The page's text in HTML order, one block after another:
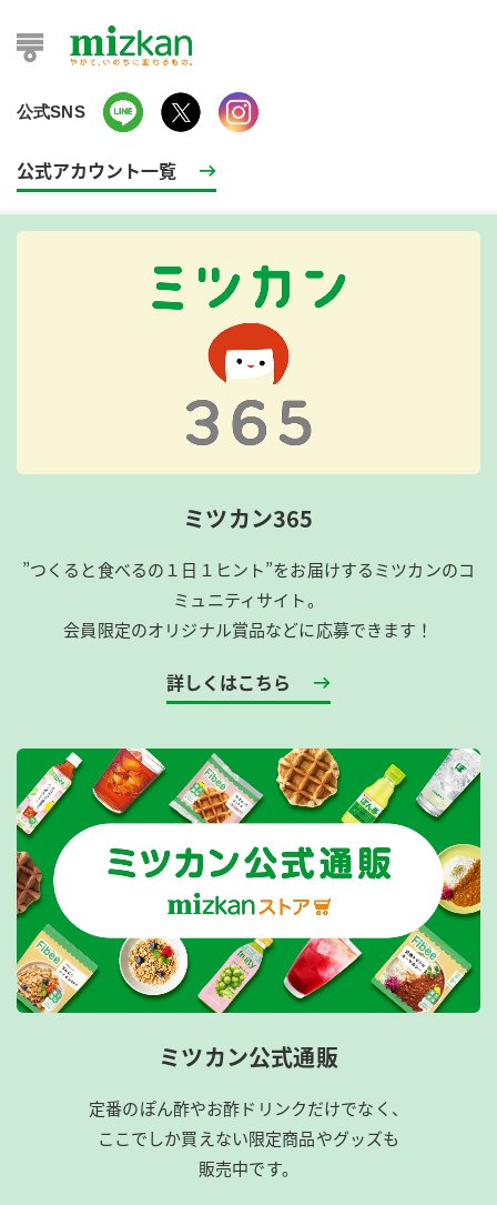
公式SNS
公式アカウント一覧
ミツカン365
”つくると食べるの１日１ヒント”をお届けするミツカンのコ
ミュニティサイト。
会員限定のオリジナル賞品などに応募できます！
詳しくはこちら
ミツカン公式通販
定番のぽん酢やお酢ドリンクだけでなく、
ここでしか買えない限定商品やグッズも
販売中です。